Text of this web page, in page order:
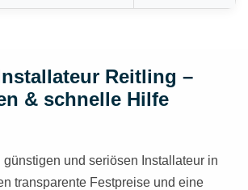
Reitling –
& schnelle Hilfe
und seriösen Installateur in
transparente Festpreise und eine